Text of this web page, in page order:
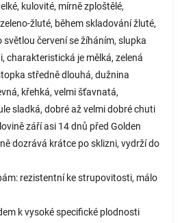
kulovité, mírně zploštělé,
žluté, během skladování žluté,
světlou červení se žíháním, slupka
charakteristická je mělká, zelená
středně dlouhá, dužnina
křehká, velmi šťavnatá,
sladká, dobré až velmi dobré chuti
září asi 14 dnů před Golden
dozrává krátce po sklizni, vydrží do
rezistentní ke strupovitosti, málo
k vysoké specifické plodnosti